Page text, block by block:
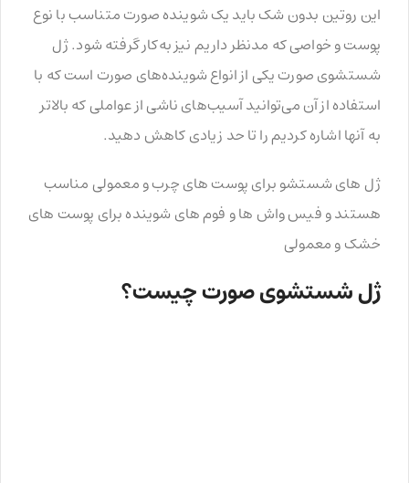
این روتین بدون شک باید یک شوینده صورت متناسب با نوع
پوست و خواصی که مدنظر داریم نیز به‌کار گرفته شود. ژل
شستشوی صورت یکی از انواع شوینده‌های صورت است که با
استفاده از آن می‌توانید آسیب‌های ناشی از عواملی که بالاتر
به آنها اشاره کردیم را تا حد زیادی کاهش دهید.
ژل های شستشو برای پوست های چرب و معمولی مناسب
هستند و فیس واش ها و فوم های شوینده برای پوست های
خشک و معمولی
ژل شستشوی صورت چیست؟